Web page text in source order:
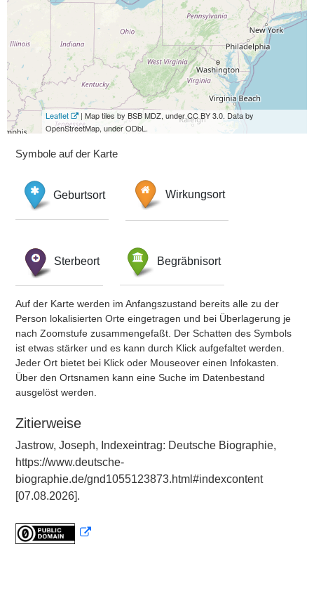
Leaflet
| Map tiles by BSB MDZ, under CC BY 3.0. Data by
OpenStreetMap, under ODbL.
Symbole auf der Karte
Geburtsort Wirkungsort
Sterbeort Begräbnisort
Auf der Karte werden im Anfangszustand bereits alle zu der
Person lokalisierten Orte eingetragen und bei Überlagerung je
nach Zoomstufe zusammengefaßt. Der Schatten des Symbols
ist etwas stärker und es kann durch Klick aufgefaltet werden.
Jeder Ort bietet bei Klick oder Mouseover einen Infokasten.
Über den Ortsnamen kann eine Suche im Datenbestand
ausgelöst werden.
Zitierweise
Jastrow, Joseph, Indexeintrag: Deutsche Biographie,
https://www.deutsche-
biographie.de/gnd1055123873.html#indexcontent
[07.08.2026].